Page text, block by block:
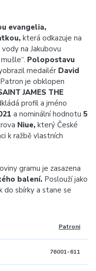
evangelia,
která odkazuje na
na Jakubovu
Polopostavu
medailér David
je obklopen
JAMES THE
profil a jméno
a nominální hodnotu 5
Niue, který České
k ražbě vlastních
gramu je zasazena
balení. Poslouží jako
do sbírky a stane se
Patroni
76001-611